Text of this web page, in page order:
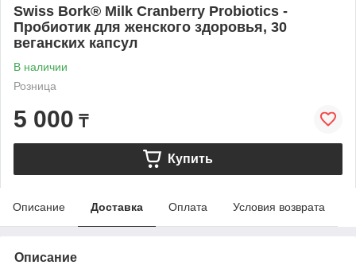
Swiss Bork® Milk Cranberry Probiotics -
Пробиотик для женского здоровья, 30
веганских капсул
В наличии
Розница
5 000 ₸
Купить
Описание Доставка Оплата Условия возврата
Описание